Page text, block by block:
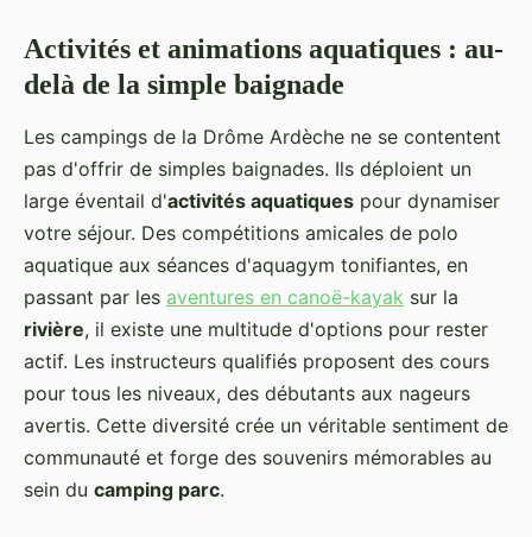
Activités et animations aquatiques : au-
delà de la simple baignade
Les campings de la Drôme Ardèche ne se contentent
pas d'offrir de simples baignades. Ils déploient un
large éventail d'activités aquatiques pour dynamiser
votre séjour. Des compétitions amicales de polo
aquatique aux séances d'aquagym tonifiantes, en
passant par les aventures en canoë-kayak sur la
rivière, il existe une multitude d'options pour rester
actif. Les instructeurs qualifiés proposent des cours
pour tous les niveaux, des débutants aux nageurs
avertis. Cette diversité crée un véritable sentiment de
communauté et forge des souvenirs mémorables au
sein du camping parc.